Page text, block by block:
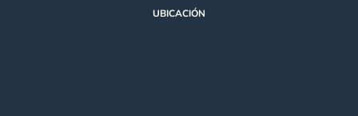
UBICACIÓN